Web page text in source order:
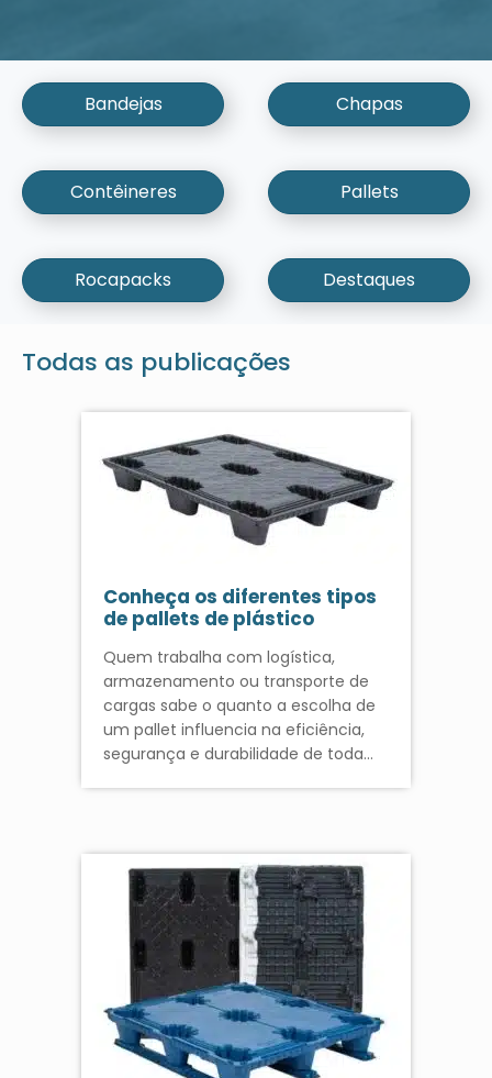
Bandejas Chapas
Contêineres Pallets
Rocapacks Destaques
Todas as publicações
Conheça os diferentes tipos
de pallets de plástico
Quem trabalha com logística,
armazenamento ou transporte de
cargas sabe o quanto a escolha de
um pallet influencia na eficiência,
segurança e durabilidade de toda…